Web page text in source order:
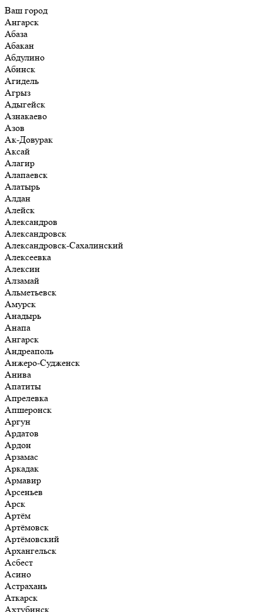
Ваш город
Ангарск
Абаза
Абакан
Абдулино
Абинск
Агидель
Агрыз
Адыгейск
Азнакаево
Азов
Ак-Довурак
Аксай
Алагир
Алапаевск
Алатырь
Алдан
Алейск
Александров
Александровск
Александровск-Сахалинский
Алексеевка
Алексин
Алзамай
Альметьевск
Амурск
Анадырь
Анапа
Ангарск
Андреаполь
Анжеро-Судженск
Анива
Апатиты
Апрелевка
Апшеронск
Аргун
Ардатов
Ардон
Арзамас
Аркадак
Армавир
Арсеньев
Арск
Артём
Артёмовск
Артёмовский
Архангельск
Асбест
Асино
Астрахань
Аткарск
Ахтубинск